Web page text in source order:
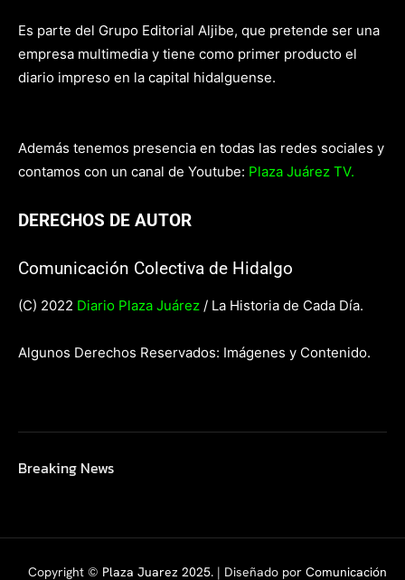
Es parte del Grupo Editorial Aljibe, que pretende ser una
empresa multimedia y tiene como primer producto el
diario impreso en la capital hidalguense.
Además tenemos presencia en todas las redes sociales y
contamos con un canal de Youtube: Plaza Juárez TV.
DERECHOS DE AUTOR
Comunicación Colectiva de Hidalgo
(C) 2022 Diario Plaza Juárez / La Historia de Cada Día.
Algunos Derechos Reservados: Imágenes y Contenido.
Breaking News
Copyright © Plaza Juarez 2025. | Diseñado por Comunicación